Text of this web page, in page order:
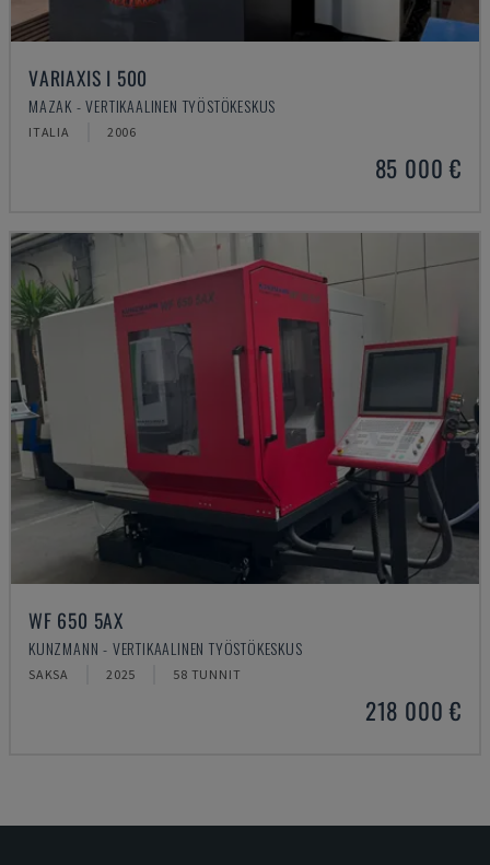
VARIAXIS I 500
MAZAK - VERTIKAALINEN TYÖSTÖKESKUS
ITALIA 2006
85 000 €
WF 650 5AX
KUNZMANN - VERTIKAALINEN TYÖSTÖKESKUS
SAKSA 2025 58 TUNNIT
218 000 €